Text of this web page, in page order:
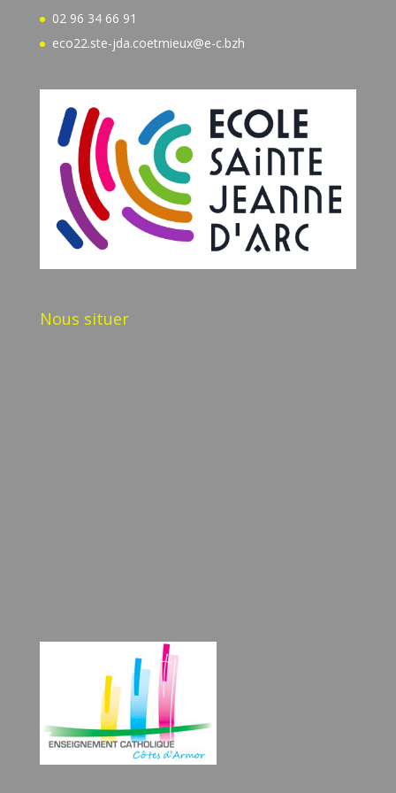
02 96 34 66 91
eco22.ste-jda.coetmieux@e-c.bzh
Nous situer